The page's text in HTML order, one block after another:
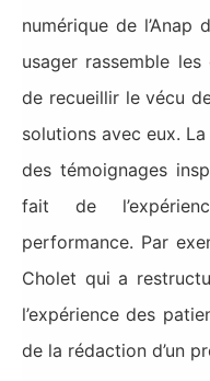
numérique de l’Anap
usager rassemble
de recueillir le vécu
solutions avec eux.
des témoignages
fait de
performance. Par
Cholet qui a
l’expérience des
de la rédaction d’un